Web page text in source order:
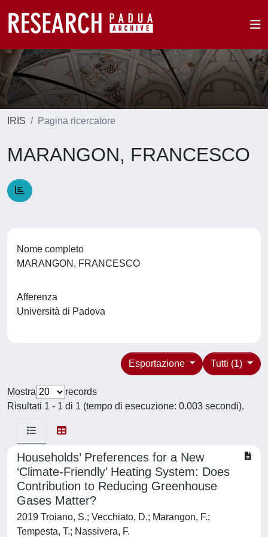
IRIS Pagina ricercatore
MARANGON, FRANCESCO
Nome completo
MARANGON, FRANCESCO
Afferenza
Università di Padova
Tutti (1)
Esportazione
Mostra
records
Risultati 1 - 1 di 1 (tempo di esecuzione: 0.003 secondi).
Households’ Preferences for a New
‘Climate-Friendly’ Heating System: Does
Contribution to Reducing Greenhouse
Gases Matter?
2019 Troiano, S.; Vecchiato, D.; Marangon, F.;
Tempesta, T.; Nassivera, F.